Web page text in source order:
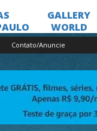
Contato/Anuncie